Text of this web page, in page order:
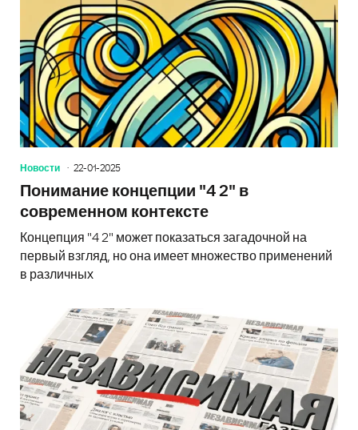
Новости 22-01-2025
Понимание концепции "4 2" в
современном контексте
Концепция "4 2" может показаться загадочной на
первый взгляд, но она имеет множество применений
в различных